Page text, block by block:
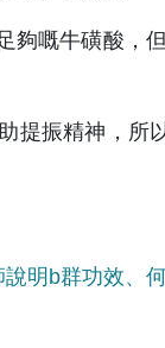
夠嘅牛磺酸，
提振精神，
明b群功效、